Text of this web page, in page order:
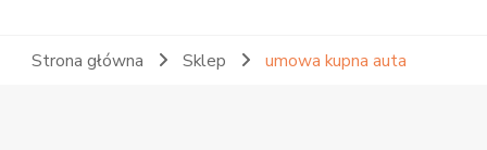
Strona główna Sklep umowa kupna auta